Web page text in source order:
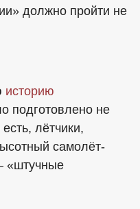
должно пройти не
историю
подготовлено не
лётчики,
самолёт-
«штучные